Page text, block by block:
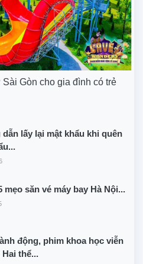
Gòn cho gia đình có trẻ
lấy lại mật khẩu khi quên
mẹo săn vé máy bay Hà Nội...
động, phim khoa học viễn
thể...